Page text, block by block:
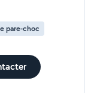
pare-choc